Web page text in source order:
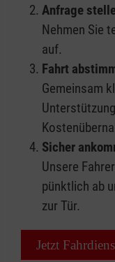
Anfrage
Nehmen Sie
auf.
Fahrt
Gemeinsam
Sicher
Unsere
pünktlich ab
zur Tür.
Jetzt